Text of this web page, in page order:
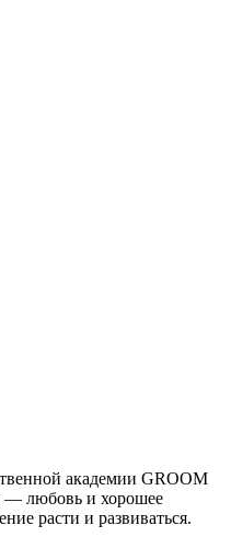
академии GROOM
любовь и хорошее
расти и развиваться.